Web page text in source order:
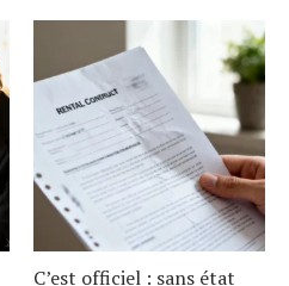
C’est officiel : sans état